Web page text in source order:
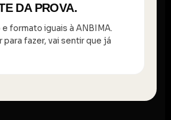
DA PROVA.
formato iguais à ANBIMA.
para fazer, vai sentir que já